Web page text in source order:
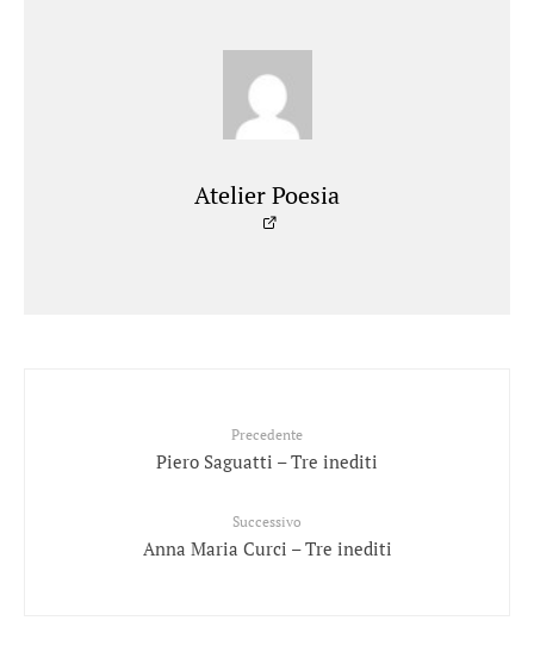
Atelier Poesia
Precedente
Piero Saguatti – Tre inediti
Successivo
Anna Maria Curci – Tre inediti